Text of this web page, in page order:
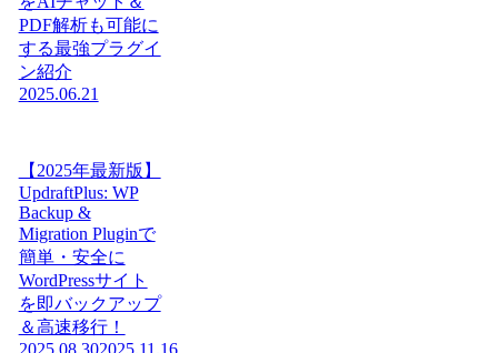
PDF解析も可能に
する最強プラグイ
ン紹介
2025.06.21
【2025年最新版】
UpdraftPlus: WP
Backup &
Migration Pluginで
簡単・安全に
WordPressサイト
を即バックアップ
＆高速移行！
2025.08.302025.11.16